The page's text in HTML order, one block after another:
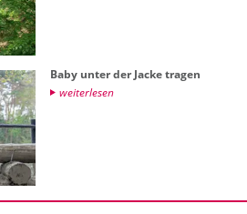
Baby unter der Jacke tra­gen
wei­ter­le­sen